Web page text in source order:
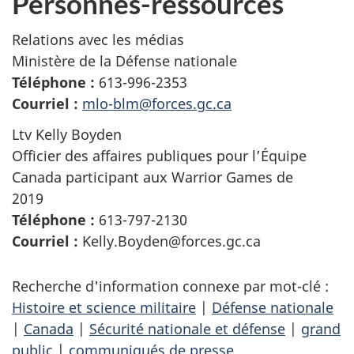
Relations avec les médias
Ministère de la Défense nationale
Téléphone : 613-996-2353
Courriel : mlo-blm@forces.gc.ca
Ltv Kelly Boyden
Officier des affaires publiques pour l’Équipe
Canada participant aux Warrior Games de
2019
Téléphone : 613-797-2130
Courriel : Kelly.Boyden@forces.gc.ca
Recherche d'information connexe par mot-clé :
Histoire et science militaire | Défense nationale
| Canada | Sécurité nationale et défense | grand
public | communiqués de presse